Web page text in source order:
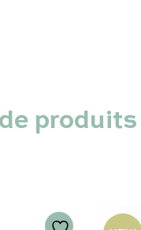
produits